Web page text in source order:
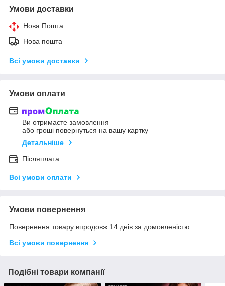
Умови доставки
Нова Пошта
Нова пошта
Всі умови доставки
Умови оплати
Ви отримаєте замовлення
або гроші повернуться на вашу картку
Детальніше
Післяплата
Всі умови оплати
Умови повернення
Повернення товару впродовж 14 днів за домовленістю
Всі умови повернення
Подібні товари компанії